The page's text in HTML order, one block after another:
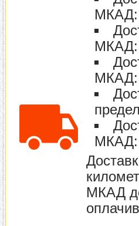
МКАД:
МКАД:
МКАД:
МКАД:
МКАД